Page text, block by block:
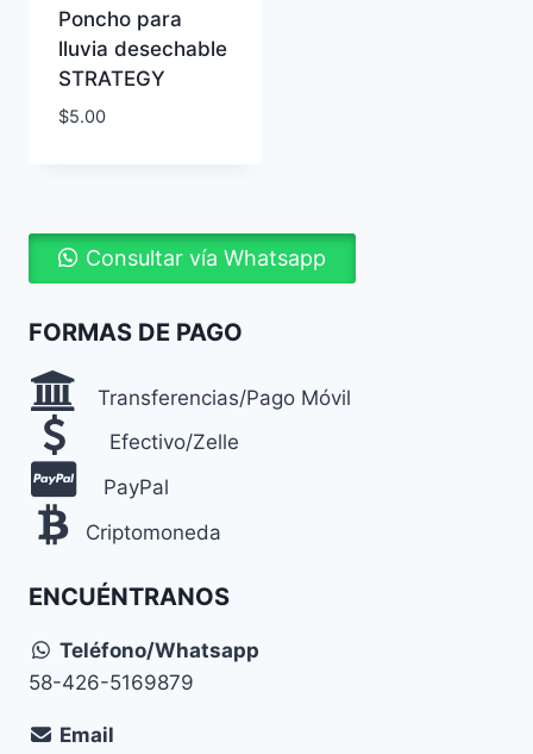
Poncho para
lluvia desechable
STRATEGY
$5.00
Consultar vía Whatsapp
FORMAS DE PAGO
Transferencias/Pago Móvil
Efectivo/Zelle
PayPal
Criptomoneda
ENCUÉNTRANOS
Teléfono/Whatsapp
58-426-5169879
Email